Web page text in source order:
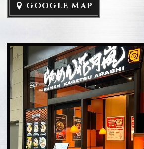
GOOGLE MAP